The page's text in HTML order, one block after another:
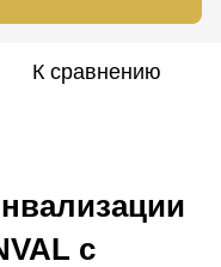
К сравнению
с